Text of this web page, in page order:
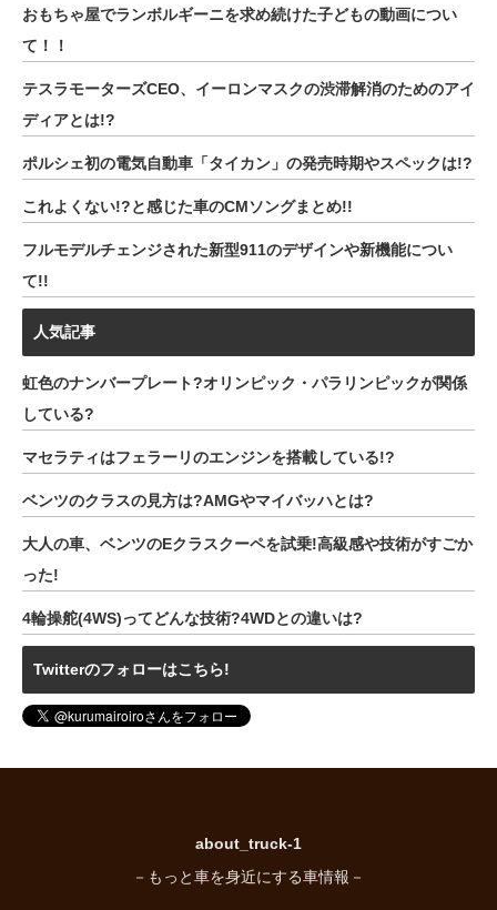
おもちゃ屋でランボルギーニを求め続けた子どもの動画につい
て！！
テスラモーターズCEO、イーロンマスクの渋滞解消のためのアイ
ディアとは!?
ポルシェ初の電気自動車「タイカン」の発売時期やスペックは!?
これよくない!?と感じた車のCMソングまとめ!!
フルモデルチェンジされた新型911のデザインや新機能につい
て!!
人気記事
虹色のナンバープレート?オリンピック・パラリンピックが関係
している?
マセラティはフェラーリのエンジンを搭載している!?
ベンツのクラスの見方は?AMGやマイバッハとは?
大人の車、ベンツのEクラスクーペを試乗!高級感や技術がすごか
った!
4輪操舵(4WS)ってどんな技術?4WDとの違いは?
Twitterのフォローはこちら!
about_truck-1
－もっと車を身近にする車情報－